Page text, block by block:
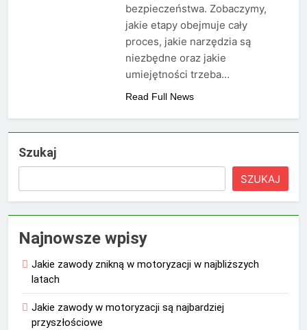
bezpieczeństwa. Zobaczymy,
jakie etapy obejmuje cały
proces, jakie narzędzia są
niezbędne oraz jakie
umiejętności trzeba…
Read Full News
Szukaj
SZUKAJ
Najnowsze wpisy
Jakie zawody znikną w motoryzacji w najbliższych
latach
Jakie zawody w motoryzacji są najbardziej
przyszłościowe